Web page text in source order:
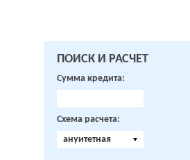
ПОИСК И РАСЧЕТ
Сумма кредита:
Схема расчета:
ануитетная